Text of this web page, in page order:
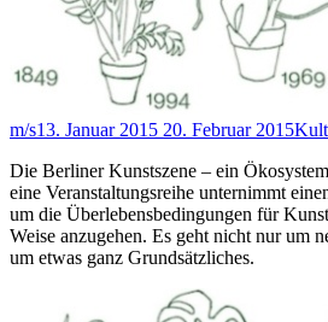
m/s13. Januar 2015 20. Februar 2015
Die Berliner Kunstszene – ein
eine Veranstaltungsreihe unternimmt
um die Überlebensbedingungen für
Weise anzugehen. Es geht nicht nur um
um etwas ganz Grundsätzliches.